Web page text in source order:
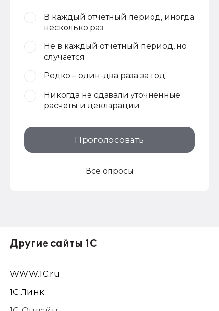
В каждый отчетный период, иногда
несколько раз
Не в каждый отчетный период, но
случается
Редко – один-два раза за год
Никогда не сдавали уточненные
расчеты и декларации
Проголосовать
Все опросы
Другие сайты 1С
WWW.1С.ru
1С:Линк